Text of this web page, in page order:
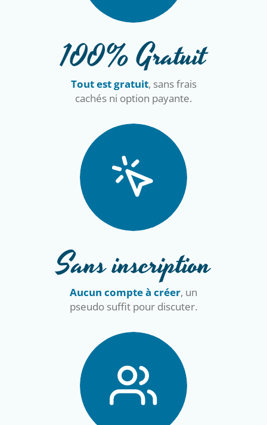
100% Gratuit
Tout est gratuit, sans frais
cachés ni option payante.
Sans inscription
Aucun compte à créer, un
pseudo suffit pour discuter.